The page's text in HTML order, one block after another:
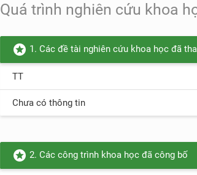
Quá trình nghiên cứu khoa
stars 1. Các đề tài nghiên cứu khoa học đã
TT
Chưa có thông tin
stars 2. Các công trình khoa học đã công bố